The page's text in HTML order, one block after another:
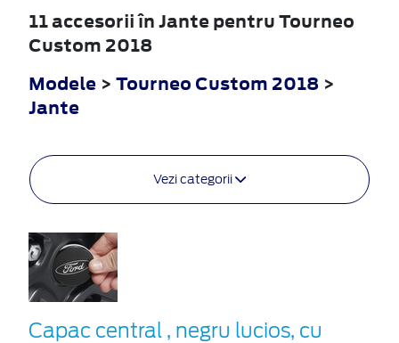
11 accesorii în Jante pentru Tourneo
Custom 2018
Modele > Tourneo Custom 2018 >
Jante
Vezi categorii
Capac central , negru lucios, cu